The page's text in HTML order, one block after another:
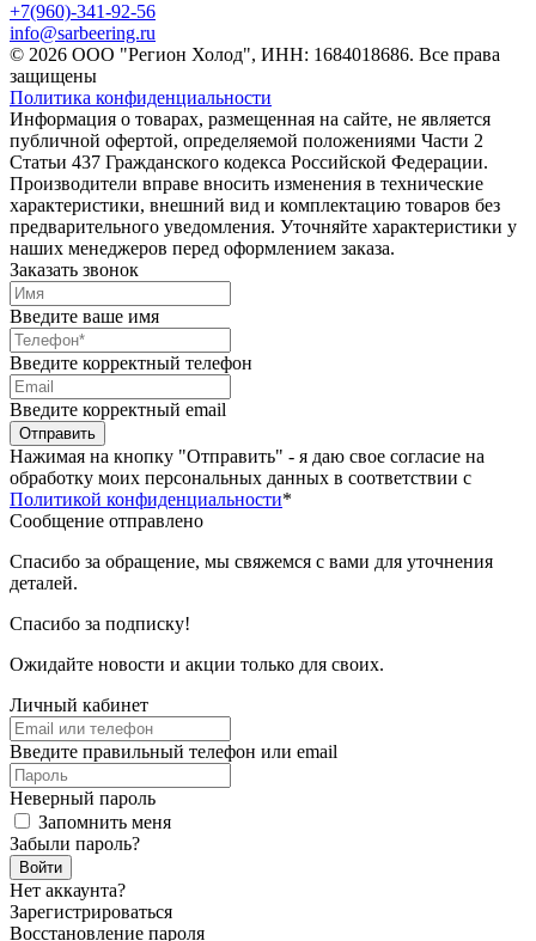
+7(960)-341-92-56
info@sarbeering.ru
© 2026 ООО "Регион Холод", ИНН: 1684018686. Все права
защищены
Политика конфиденциальности
Информация о товарах, размещенная на сайте, не является
публичной офертой, определяемой положениями Части 2
Статьи 437 Гражданского кодекса Российской Федерации.
Производители вправе вносить изменения в технические
характеристики, внешний вид и комплектацию товаров без
предварительного уведомления. Уточняйте характеристики у
наших менеджеров перед оформлением заказа.
Заказать звонок
Введите ваше имя
Введите корректный телефон
Введите корректный email
Отправить
Нажимая на кнопку "Отправить" - я даю свое согласие на
обработку моих персональных данных в соответствии с
Политикой конфиденциальности*
Сообщение отправлено
Спасибо за обращение, мы свяжемся с вами для уточнения
деталей.
Спасибо за подписку!
Ожидайте новости и акции только для своих.
Личный кабинет
Введите правильный телефон или email
Неверный пароль
Запомнить меня
Забыли пароль?
Войти
Нет аккаунта?
Зарегистрироваться
Восстановление пароля